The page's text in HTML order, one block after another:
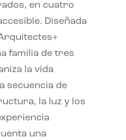
en cuatro
Diseñada
familia de tres
la vida
secuencia de
la luz y los
una